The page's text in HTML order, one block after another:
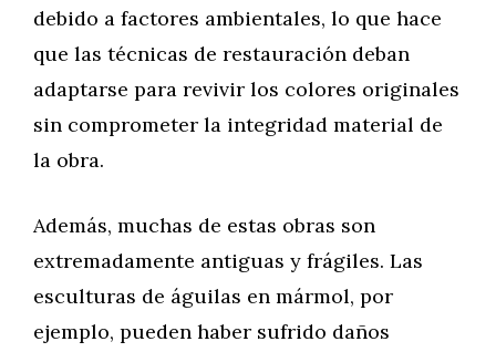
debido a factores ambientales, lo que hace
que las técnicas de restauración deban
adaptarse para revivir los colores originales
sin comprometer la integridad material de
la obra.
Además, muchas de estas obras son
extremadamente antiguas y frágiles. Las
esculturas de águilas en mármol, por
ejemplo, pueden haber sufrido daños